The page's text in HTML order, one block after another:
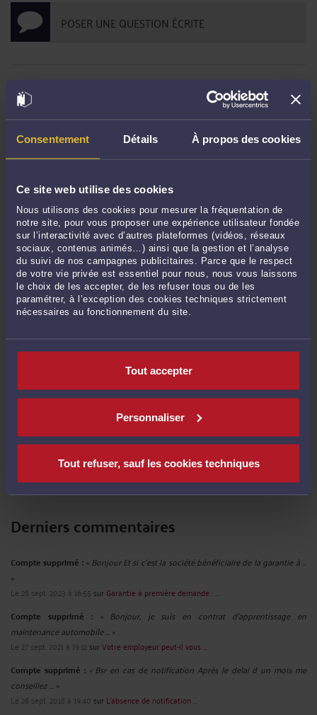
Consentement Détails À propos des cookies
Ce site web utilise des cookies
Nous utilisons des cookies pour mesurer la fréquentation de
notre site, pour vous proposer une expérience utilisateur fondée
sur l’interactivité avec d’autres plateformes (vidéos, réseaux
sociaux, contenus animés…) ainsi que la gestion et l’analyse
du suivi de nos campagnes publicitaires. Parce que le respect
de votre vie privée est essentiel pour nous, nous vous laissons
le choix de les accepter, de les refuser tous ou de les
paramétrer, à l’exception des cookies techniques strictement
nécessaires au fonctionnement du site.
Tout accepter
Personnaliser
Tout refuser, sauf les cookies techniques
POSER UNE QUESTION ÉCRITE
DERNIÈRES PUBLICATIONS
L'Importance du contradictoire dans la révocation d'un président de SAS.
Le 6 déc. 2023 à 11:53
16:10
Si un exemplaire du mandat n’est pas remis au mandant, la clause
d’exclusivité ou pénale ne pourra pas s’appliquer.-Le 7 sept. 2021 à 16:05
La responsabilité de l’ancien gérant d’une SCI- Le 7 sept. 2021 à 16:03
Vidéosurveillance, mode de preuve et licenciement injustifié-Le 7 sept. 2021
à 16:01
Démarches administratives : l’extrait de Kbis ne sera plus demandé aux
Intimider le médecin du travail peut constituer une faute grave
2021 à 10:33
Il est possible pour un salarié de contester une rétrogradation qu’il avait
10:30
Voir toutes ses publications
Derniers commentaires
Compte supprimé :« Bonjour Et si c'est la société bénéficiaire de la garantie à ...
»
Le 28 sept. 2023 à 16:55 sur Garantie à première demande : ...
Compte supprimé : « Bonjour, je suis en contrat d'apprentissage en
maintenance automobile ... »
Le 27 sept. 2021 à 19:12surVotre employeur peut-il vous ...
Compte supprimé : « Bsr en cas de notification Après le delai d un mois me
conseillez ... »
Le 28 sept. 2018 à 19:40 sur L’absence de notification ...